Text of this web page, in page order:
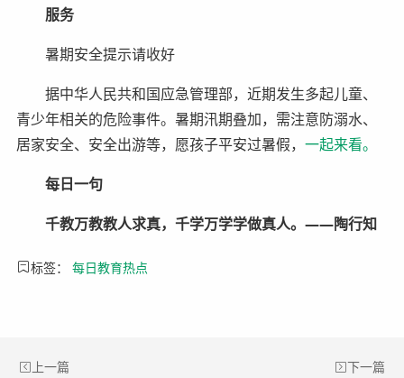
服务
暑期安全提示请收好
据中华人民共和国应急管理部，近期发生多起儿童、
青少年相关的危险事件。暑期汛期叠加，需注意防溺水、
居家安全、安全出游等，愿孩子平安过暑假， 一起来看。
每日一句
千教万教教人求真，千学万学学做真人。——陶行知
标签： 每日教育热点
上一篇 下一篇